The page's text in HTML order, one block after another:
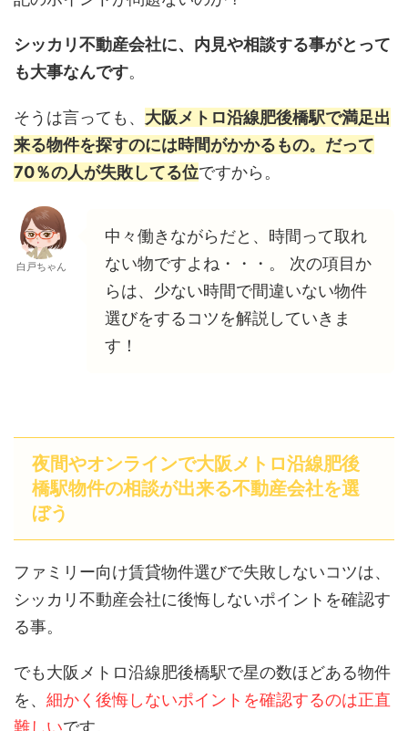
シッカリ不動産会社に、内見や相談する事がとって
も大事なんです。
そうは言っても、 大阪メトロ沿線肥後橋駅で満足出
来る物件を探すのには時間がかかるもの。だって
70％の人が失敗してる位ですから。
白戸ちゃん
中々働きながらだと、時間って取れ
ない物ですよね・・・。 次の項目か
らは、少ない時間で間違いない物件
選びをするコツを解説していきま
す！
夜間やオンラインで大阪メトロ沿線肥後
橋駅物件の相談が出来る不動産会社を選
ぼう
ファミリー向け賃貸物件選びで失敗しないコツは、
シッカリ不動産会社に後悔しないポイントを確認す
る事。
でも大阪メトロ沿線肥後橋駅で星の数ほどある物件
を、 細かく後悔しないポイントを確認するのは正直
難しいです。